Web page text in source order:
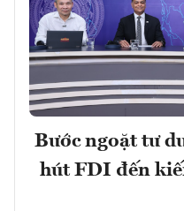
Bước ngoặt tư
hút FDI đến